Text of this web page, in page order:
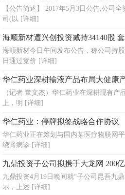
【公告简述】 2017年5月3日公告,公司
司(以 [详细]
海顺新材遭兴创投资减持34140股
海顺新材今日午间发布公告，称公司持
日通过竞价 [详细]
华仁药业深耕输液产品布局大健康
（记者 董文杰）华仁药业在深耕现有产
上，明 [详细]
华仁药业：停牌拟签战略合作协议
华仁药业正在筹划与国内某医疗物联网
绕肾病诊 [详细]
九鼎投资子公司拟携手大龙网 200
九鼎投资4月19日晚间就“子公司昆吾九
示，上述 [详细]